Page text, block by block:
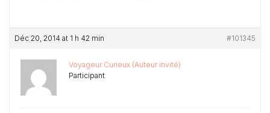
Déc 20, 2014 at 1 h 42 min #101345
Voyageur Curieux (Auteur invité)
Participant